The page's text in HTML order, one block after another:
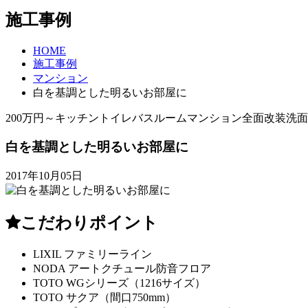
施工事例
HOME
施工事例
マンション
白を基調とした明るいお部屋に
200万円～ キッチン トイレバスルームマンション全面改装洗
白を基調とした明るいお部屋に
2017年10月05日
こだわりポイント
LIXIL ファミリーライン
NODA アートクチュール防音フロア
TOTO WGシリーズ（1216サイズ）
TOTO サクア（間口750mm）